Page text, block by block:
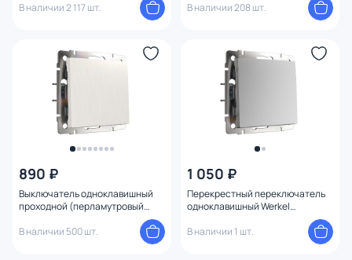
В наличии 2 117 шт.
В наличии 208 шт.
890 ₽
Выключатель одноклавишный
проходной (перламутровый
В наличии 500 шт.
1 050 ₽
Перекрестный переключатель
одноклавишный Werkel
В наличии 1 шт.